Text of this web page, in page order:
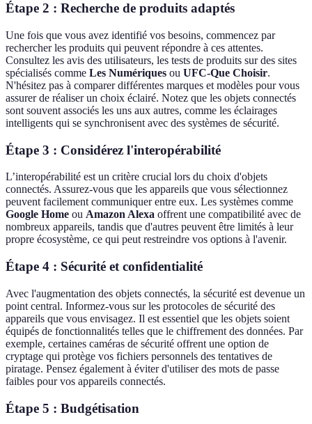
Étape 2 : Recherche de produits adaptés
Une fois que vous avez identifié vos besoins, commencez par
rechercher les produits qui peuvent répondre à ces attentes.
Consultez les avis des utilisateurs, les tests de produits sur des sites
spécialisés comme Les Numériques ou UFC-Que Choisir.
N'hésitez pas à comparer différentes marques et modèles pour vous
assurer de réaliser un choix éclairé. Notez que les objets connectés
sont souvent associés les uns aux autres, comme les éclairages
intelligents qui se synchronisent avec des systèmes de sécurité.
Étape 3 : Considérez l'interopérabilité
L’interopérabilité est un critère crucial lors du choix d'objets
connectés. Assurez-vous que les appareils que vous sélectionnez
peuvent facilement communiquer entre eux. Les systèmes comme
Google Home ou Amazon Alexa offrent une compatibilité avec de
nombreux appareils, tandis que d'autres peuvent être limités à leur
propre écosystème, ce qui peut restreindre vos options à l'avenir.
Étape 4 : Sécurité et confidentialité
Avec l'augmentation des objets connectés, la sécurité est devenue un
point central. Informez-vous sur les protocoles de sécurité des
appareils que vous envisagez. Il est essentiel que les objets soient
équipés de fonctionnalités telles que le chiffrement des données. Par
exemple, certaines caméras de sécurité offrent une option de
cryptage qui protège vos fichiers personnels des tentatives de
piratage. Pensez également à éviter d'utiliser des mots de passe
faibles pour vos appareils connectés.
Étape 5 : Budgétisation